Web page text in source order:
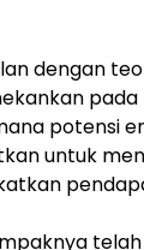
dengan
potensi
untuk